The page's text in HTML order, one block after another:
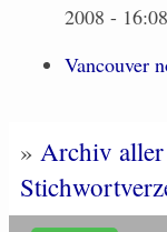
2008 - 16:08
Vancouver
» Archiv